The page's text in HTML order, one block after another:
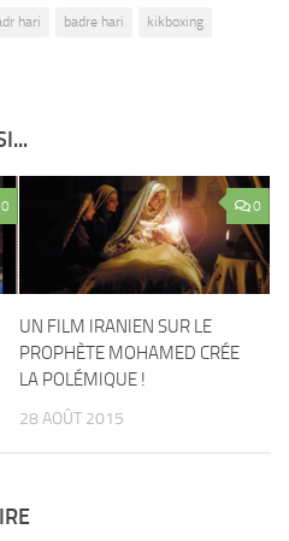
hari badre hari
kikboxing
0 0
UN FILM IRANIEN SUR LE
PROPHÈTE MOHAMED CRÉE
LA POLÉMIQUE !
28 AOÛT 2015